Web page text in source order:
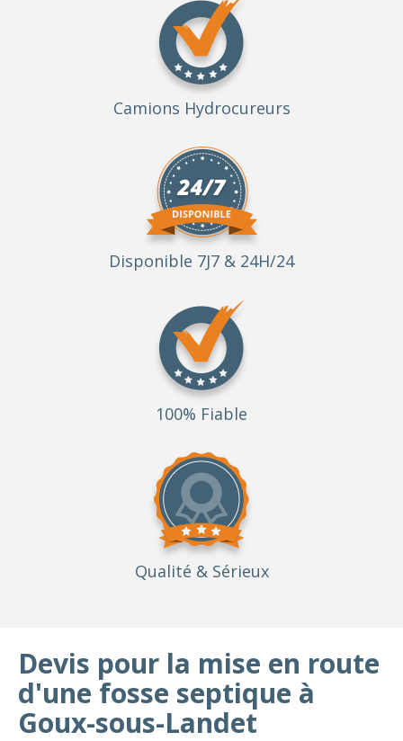
Camions Hydrocureurs
Disponible 7J7 & 24H/24
100% Fiable
Qualité & Sérieux
Devis pour la mise en route
d'une fosse septique à
Goux-sous-Landet